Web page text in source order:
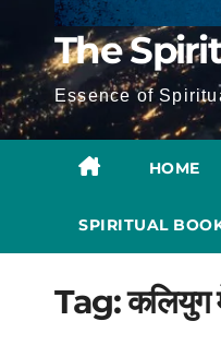
The
Essence of
HOME
SPIRITUAL
Tag:कलियुग